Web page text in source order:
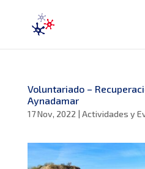
Voluntariado –
Aynadamar
17 Nov, 2022 | Actividades y